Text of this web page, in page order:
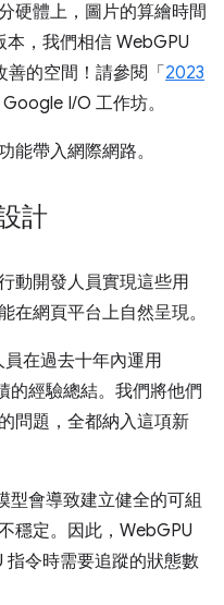
硬體上，圖片的算繪時間
，我們相信 WebGPU
的空間！請參閱「 2023
I/O 工作坊。
能帶入網際網路。
計
動開發人員實現這些用
在網頁平台上自然呈現。
在過去十年內運用
的經驗總結。我們將他們
問題，全都納入這項新
型會導致建立健全的可組
穩定。因此，WebGPU
指令時需要追蹤的狀態數